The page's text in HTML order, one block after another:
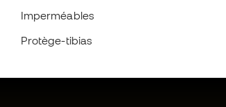
Imperméables
Protège-tibias